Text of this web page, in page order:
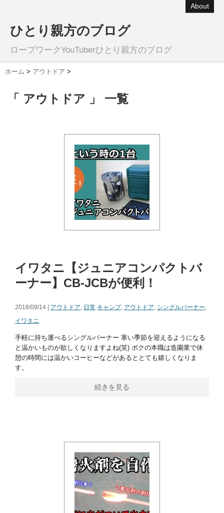
About
ひとり親方のブログ
ロープワークYouTuberひとり親方のブログ
ホーム > アウトドア >
「 アウトドア 」 一覧
イワタニ【ジュニアコンパクトバ
ーナー】CB-JCBが便利！
2018/09/14 | アウトドア, 日常 キャンプ, アウトドア, シングルバーナー,
イワタニ
手軽に持ち運べるシングルバーナー 寒い季節を迎えるようになる
と温かいものが欲しくなりますよね(笑) ボクの本職は造園業で休
憩の時間には温かいコーヒーなどがあるととても嬉しくなりま
す。
続きを見る